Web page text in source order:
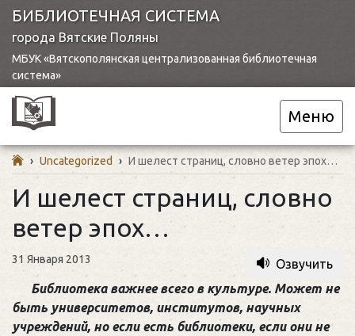
БИБЛИОТЕЧНАЯ СИСТЕМА
города Вятские Поляны
МБУК «Вятскополянская централизованная библиотечная
система»
Меню
› Uncategorized › И шелест страниц, словно ветер эпох…
И шелест страниц, словно
ветер эпох…
31 Января 2013
Озвучить
Библиотека важнее всего в культуре. Может не
быть университетов, институтов, научных
учреждений, но если есть библиотеки, если они не